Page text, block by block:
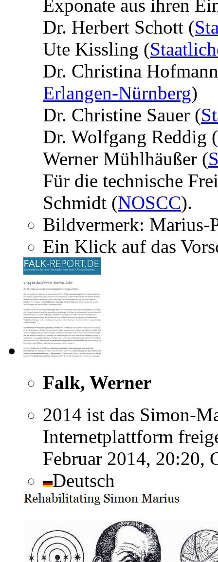
Exponate aus ihren
Dr. Herbert Schott (
Ute Kissling (
Dr. Christina
Erlangen-Nürnberg)
Dr. Christine Sauer (
Dr. Wolfgang Reddig (
Werner Mühlhäußer (
Für die technische
Schmidt (NOSCC).
Bildvermerk:
Ein Klick auf das
Falk, Werner
2014 ist das Simon-
Internetplattform
Februar 2014, 20:20,
Deutsch